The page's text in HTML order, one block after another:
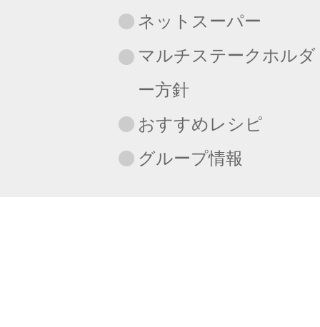
ネットスーパー
マルチステークホルダ
ー方針
おすすめレシピ
グループ情報